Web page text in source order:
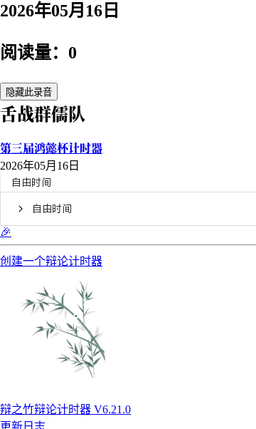
2026年05月16日
阅读量：0
隐藏此录音
舌战群儒队
第三届鸿懿杯计时器
2026年05月16日
自由时间
自由时间
🎉
创建一个辩论计时器
辩之竹辩论计时器 V6.21.0
更新日志